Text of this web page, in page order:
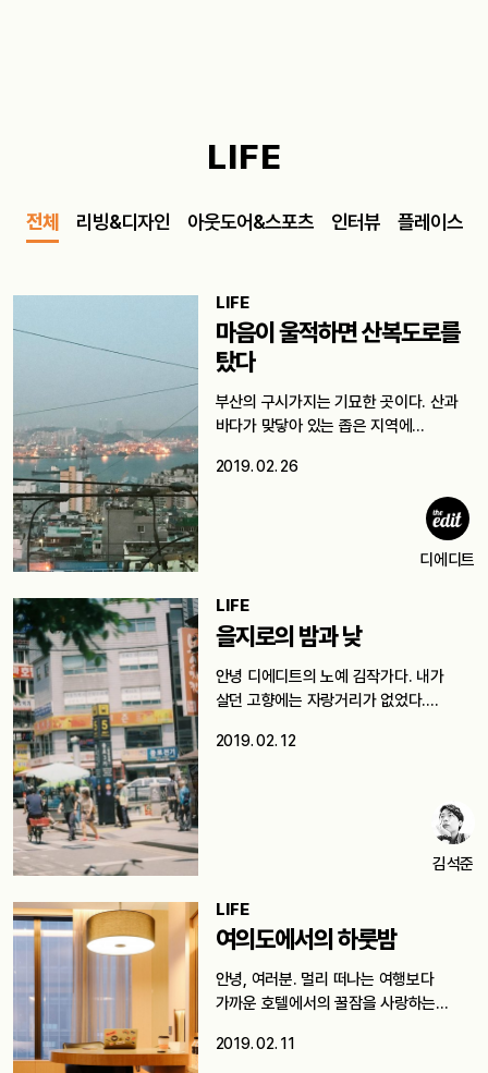
LIFE
전체 리빙&디자인 아웃도어&스포츠 인터뷰 플레이스
LIFE
마음이 울적하면 산복도로를
탔다
부산의 구시가지는 기묘한 곳이다. 산과
바다가 맞닿아 있는 좁은 지역에…
2019. 02. 26
디에디트
LIFE
을지로의 밤과 낮
안녕 디에디트의 노예 김작가다. 내가
살던 고향에는 자랑거리가 없었다.
2019. 02. 12
김석준
LIFE
여의도에서의 하룻밤
안녕, 여러분. 멀리 떠나는 여행보다
가까운 호텔에서의 꿀잠을 사랑하는
2019. 02. 11